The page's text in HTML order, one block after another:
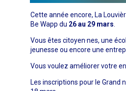
Cette année encore, La
Be Wapp du 26 au 29 mars
Vous êtes citoyen·nes, une
jeunesse ou encore une
Vous voulez améliorer votre
Les inscriptions pour le Grand